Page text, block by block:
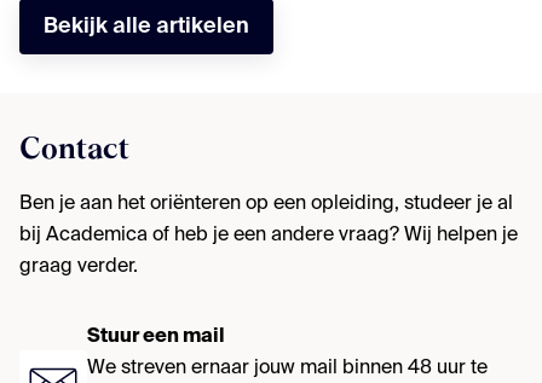
Bekijk alle artikelen
Contact
Ben je aan het oriënteren op een opleiding, studeer je al
bij Academica of heb je een andere vraag? Wij helpen je
graag verder.
Stuur een mail
We streven ernaar jouw mail binnen 48 uur te